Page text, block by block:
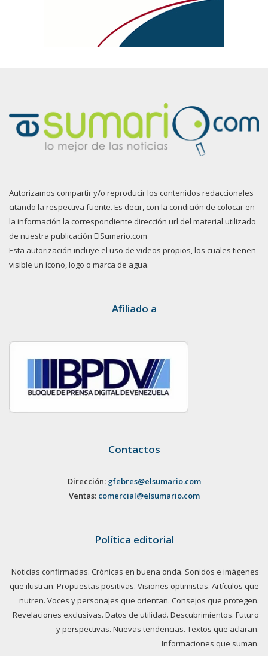
Autorizamos compartir y/o reproducir los contenidos redaccionales
citando la respectiva fuente. Es decir, con la condición de colocar en
la información la correspondiente dirección url del material utilizado
de nuestra publicación ElSumario.com
Esta autorización incluye el uso de videos propios, los cuales tienen
visible un ícono, logo o marca de agua.
Afiliado a
Contactos
Dirección: gfebres@elsumario.com
Ventas: comercial@elsumario.com
Política editorial
Noticias confirmadas. Crónicas en buena onda. Sonidos e imágenes
que ilustran. Propuestas positivas. Visiones optimistas. Artículos que
nutren. Voces y personajes que orientan. Consejos que protegen.
Revelaciones exclusivas. Datos de utilidad. Descubrimientos. Futuro
y perspectivas. Nuevas tendencias. Textos que aclaran.
Informaciones que suman.